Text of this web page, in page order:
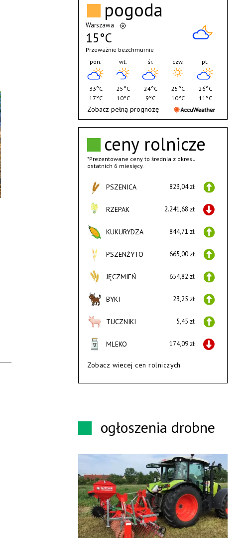
ceny rolnicze
*Prezentowane ceny to średnia z okresu
ostatnich 6 miesięcy.
PSZENICA 823,04 zł
RZEPAK 2.241,68 zł
KUKURYDZA 844,71 zł
PSZENŻYTO 665,00 zł
JĘCZMIEŃ 654,82 zł
BYKI 23,25 zł
TUCZNIKI 5,45 zł
MLEKO 174,09 zł
Zobacz wiecej cen rolniczych
pogoda
Warszawa
15°C
Przeważnie bezchmurnie
pon.
33°C
17°C
wt.
25°C
10°C
śr.
24°C
9°C
czw.
25°C
10°C
pt.
26°C
11°C
Zobacz pełną prognozę
ogłoszenia drobne